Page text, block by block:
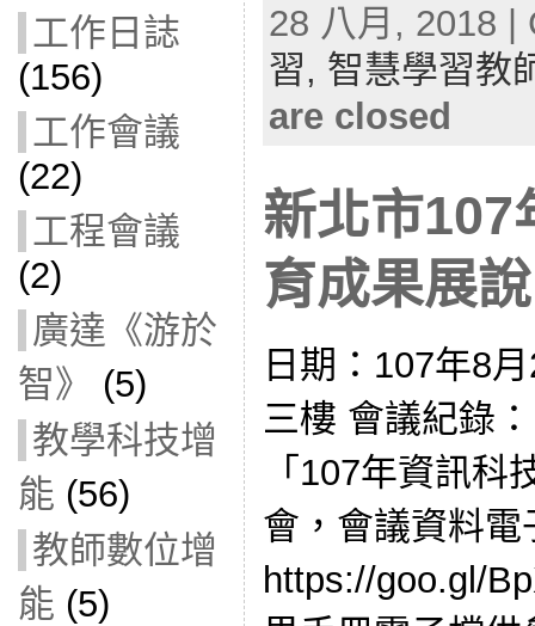
工作日誌
(156)
工作會議
(22)
工程會議
(2)
廣達《游於
智》
(5)
教學科技增
能 (56)
教師數位增
能 (5)
28 八月, 2018
習, 智慧學習教
are closed
新北市107
育成果展
日期：107年8
三樓 會議紀錄
「107年資訊科
會，會議資料電
https://goo.gl/